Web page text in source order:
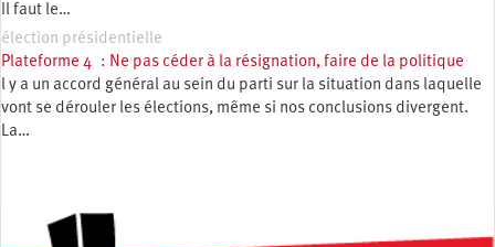
Il faut le…
élection présidentielle
Plateforme 4 : Ne pas céder à la résignation, faire de la politique
l y a un accord général au sein du parti sur la situation dans laquelle
vont se dérouler les élections, même si nos conclusions divergent.
La…